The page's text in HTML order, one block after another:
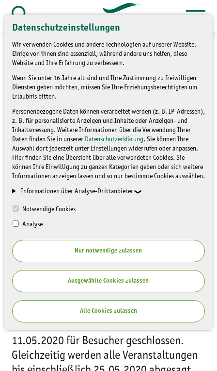
Datenschutzeinstellungen
Wir verwenden Cookies und andere Technologien auf unserer Website.
Einige von ihnen sind essenziell, während andere uns helfen, diese
Website und Ihre Erfahrung zu verbessern.
Wenn Sie unter 16 Jahre alt sind und Ihre Zustimmung zu freiwilligen
Diensten geben möchten, müssen Sie Ihre Erziehungsberechtigten um
Erlaubnis bitten.
Personenbezogene Daten können verarbeitet werden (z. B. IP-Adressen),
z. B. für personalisierte Anzeigen und Inhalte oder Anzeigen- und
Inhaltsmessung. Weitere Informationen über die Verwendung Ihrer
Daten finden Sie in unserer Datenschutzerklärung. Sie können Ihre
Auswahl dort jederzeit unter Einstellungen widerrufen oder anpassen.
Hier finden Sie eine Übersicht über alle verwendeten Cookies. Sie
können Ihre Einwilligung zu ganzen Kategorien geben oder sich weitere
Informationen anzeigen lassen und so nur bestimmte Cookies auswählen.
Informationen über Analyse-Drittanbieter
Notwendige Cookies
Analyse
Nur notwendige zulassen
Ausgewählte Cookies zulassen
Alle Cookies zulassen
Zum
InhaltSuche
Themen » Umweltbildung
NationalparkZentrum noch
geschlossen
NATIONALPARKZENTRUM
Aus gegebenem Anlass bleibt das
NationalparkZentrum Sächsische Schweiz
11.05.2020 für Besucher geschlossen.
Gleichzeitig werden alle Veranstaltungen